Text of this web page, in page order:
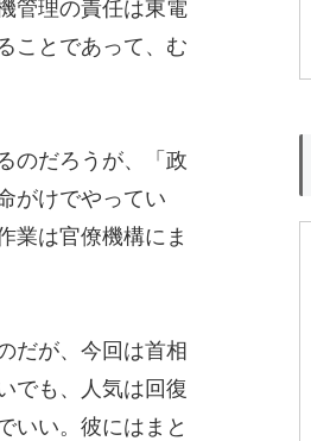
管理の責任は東電
ことであって、む
のだろうが、「政
がけでやってい
業は官僚機構にま
だが、今回は首相
でも、人気は回復
いい。彼にはまと